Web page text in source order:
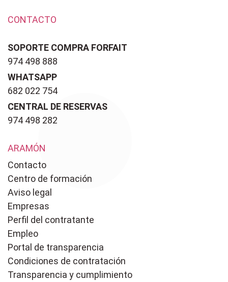
CONTACTO
SOPORTE COMPRA FORFAIT
974 498 888
WHATSAPP
682 022 754
CENTRAL DE RESERVAS
974 498 282
ARAMÓN
Contacto
Centro de formación
Aviso legal
Empresas
Perfil del contratante
Empleo
Portal de transparencia
Condiciones de contratación
Transparencia y cumplimiento